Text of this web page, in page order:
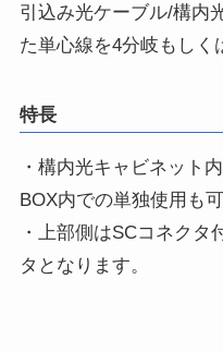
引込み光ケーブル/構内
た単心線を4分岐もしく
特長
・構内光キャビネット
BOX内での単独使用も可
・上部側はSCコネク
タとなります。